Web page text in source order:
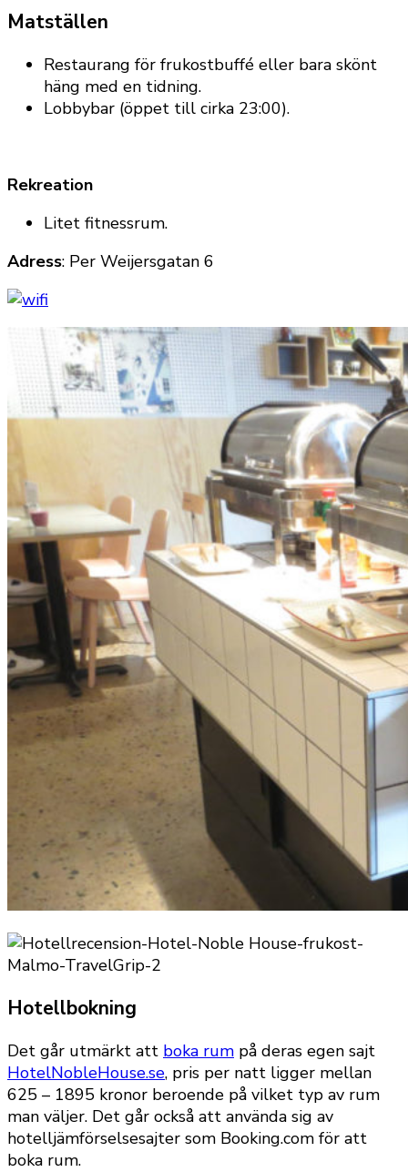
Matställen
Restaurang för frukostbuffé eller bara skönt
häng med en tidning.
Lobbybar (öppet till cirka 23:00).
Rekreation
Litet fitnessrum.
Adress: Per Weijersgatan 6
Hotellbokning
Det går utmärkt att boka rum på deras egen sajt
HotelNobleHouse.se, pris per natt ligger mellan
625 – 1895 kronor beroende på vilket typ av rum
man väljer. Det går också att använda sig av
hotelljämförselsesajter som Booking.com för att
boka rum.